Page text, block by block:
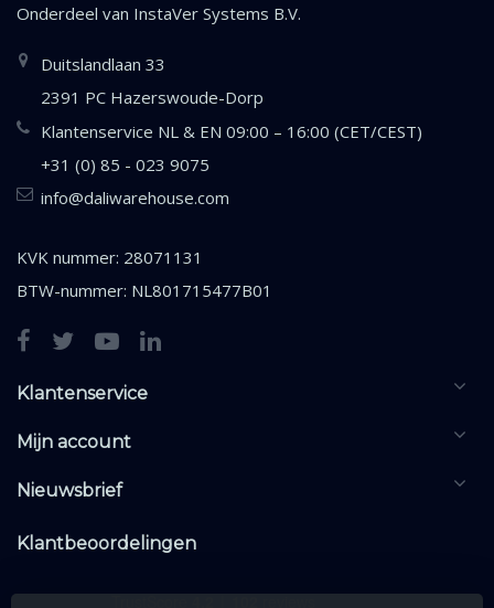
Onderdeel van InstaVer Systems B.V.
Duitslandlaan 33
2391 PC Hazerswoude-Dorp
Klantenservice NL & EN 09:00 – 16:00 (CET/CEST)
+31 (0) 85 - 023 9075
info@daliwarehouse.com
KVK nummer: 28071131
BTW-nummer: NL801715477B01
Klantenservice
Mijn account
Nieuwsbrief
Klantbeoordelingen